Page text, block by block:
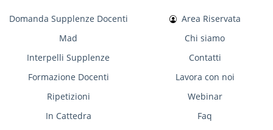
Domanda Supplenze Docenti
Mad
Interpelli Supplenze
Formazione Docenti
Ripetizioni
In Cattedra
Area Riservata
Chi siamo
Contatti
Lavora con noi
Webinar
Faq